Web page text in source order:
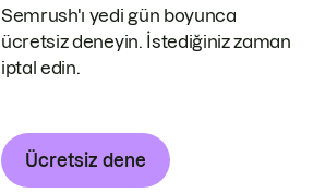
Semrush'ı yedi gün boyunca
ücretsiz deneyin. İstediğiniz zaman
iptal edin.
Ücretsiz dene